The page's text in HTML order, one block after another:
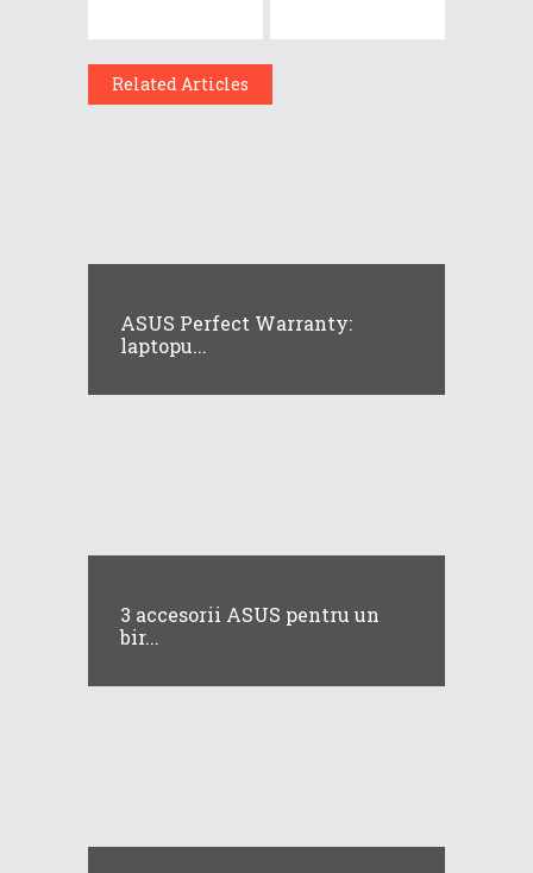
Related Articles
ASUS Perfect Warranty:
laptopu...
3 accesorii ASUS pentru un
bir...